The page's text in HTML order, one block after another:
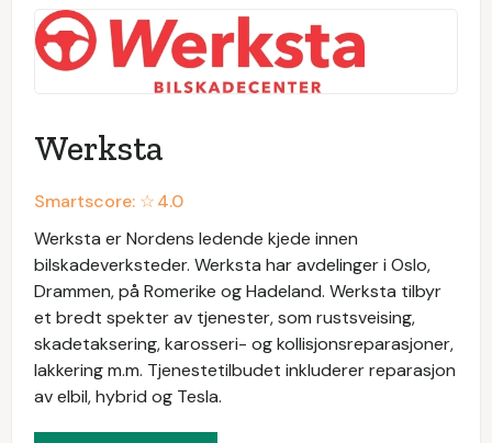
Werksta
Smartscore: ☆4.0
Werksta er Nordens ledende kjede innen
bilskadeverksteder. Werksta har avdelinger i Oslo,
Drammen, på Romerike og Hadeland. Werksta tilbyr
et bredt spekter av tjenester, som rustsveising,
skadetaksering, karosseri- og kollisjonsreparasjoner,
lakkering m.m. Tjenestetilbudet inkluderer reparasjon
av elbil, hybrid og Tesla.